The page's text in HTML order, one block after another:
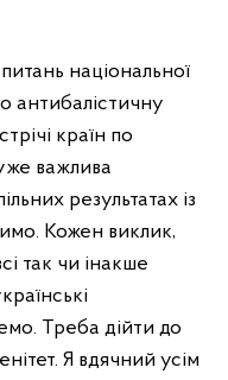
національної
антибалістичну
країн по
важлива
результатах із
Кожен виклик,
так чи інакше
Треба дійти до
Я вдячний усім